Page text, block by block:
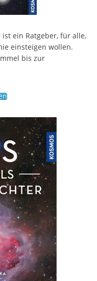
ein Ratgeber, für alle,
einsteigen wollen.
bis zur